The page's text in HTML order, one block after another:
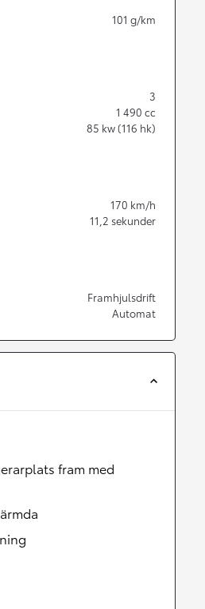
Från 350 900 kr
Från 3 450 kr/mån
Nya GR GT
101 g/km
3
1 490 cc
85 kw (116 hk)
170 km/h
11,2 sekunder
Framhjulsdrift
Automat
fram med